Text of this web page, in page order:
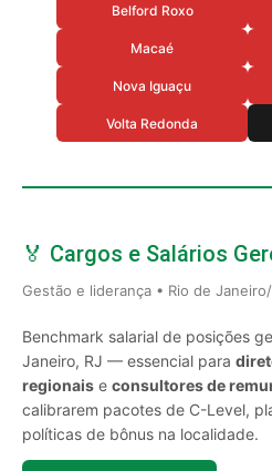
Belford Roxo
Macaé
Nova Iguaçu
Volta Redonda
🏅 Cargos e Salários
Gestão e liderança • Rio de Janeiro/
Benchmark salarial de posições
Janeiro, RJ — essencial para
regionais e consultores de
calibrarem pacotes de C-Level,
políticas de bônus na localidade.